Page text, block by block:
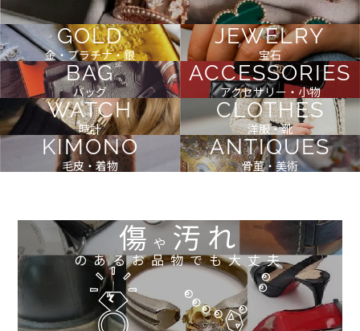
GOLD
金・プラチナ・銀
JEWELRY
宝石
BAG
バッグ
ACCESSORIES
アクセサリー・小物
WATCH
時計
CLOTHES
洋服・靴
KIMONO
毛皮・着物
ANTIQUES
骨董・美術
傷や 汚れ
のあるお品物でも大丈夫